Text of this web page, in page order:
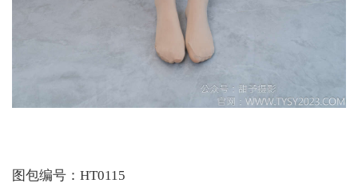
图包编号：HT0115